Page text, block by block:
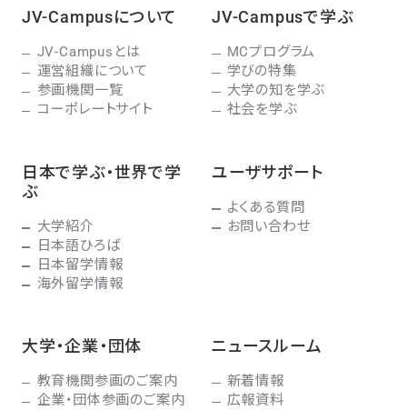
JV-Campusについて
JV-Campusとは
運営組織について
参画機関一覧
コーポレートサイト
JV-Campusで学ぶ
MCプログラム
学びの特集
大学の知を学ぶ
社会を学ぶ
日本で学ぶ・世界で学
ぶ
大学紹介
日本語ひろば
日本留学情報
海外留学情報
ユーザサポート
よくある質問
お問い合わせ
大学・企業・団体
教育機関参画のご案内
企業・団体参画のご案内
ニュースルーム
新着情報
広報資料